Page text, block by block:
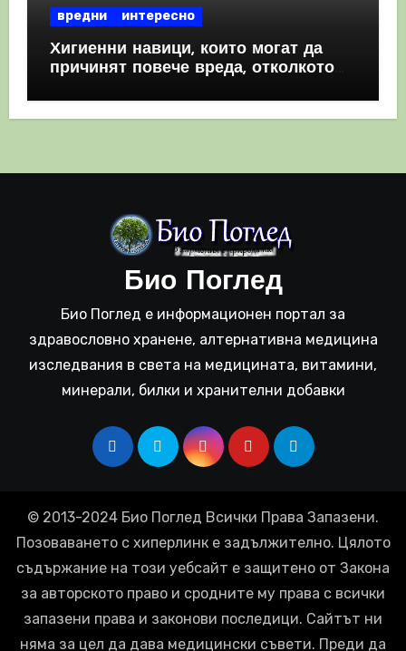
вредни интересно
Хигиенни навици, които могат да
причинят повече вреда, отколкото
Био Поглед
Био Поглед е информационен портал за
здравословно хранене, алтернативна медицина
изследвания в света на медицината, витамини,
минерали, билки и хранителни добавки
© 2013-2024 Био Поглед Всички Права Запазени.
Позоваването с хиперлинк е задължително. Цялото
съдържание на този уебсайт е защитено от Закона
за авторското право и сродните му права с всички
запазени права и законови последици. Сайтът ни
няма за цел да дава медицински съвети. Преди да